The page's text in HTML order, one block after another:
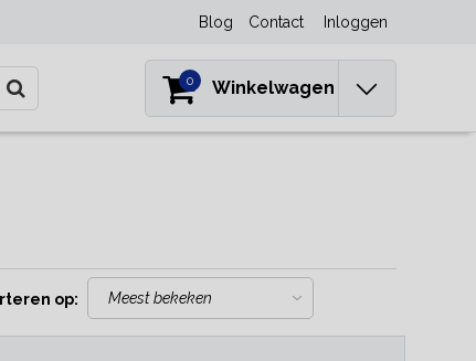
Blog Contact Inloggen
0 Winkelwagen
op: